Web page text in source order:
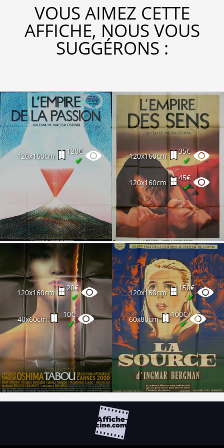
VOUS AIMEZ CETTE
AFFICHE, NOUS VOUS
SUGGÉRONS :
120x160cm
120€
✔ 120x160cm
35€
✔
120x160cm
45€
✔
120x160cm
20€
✔
40x60cm
10€
✔
120x160cm
150€
✔
60x80cm
100€
✔